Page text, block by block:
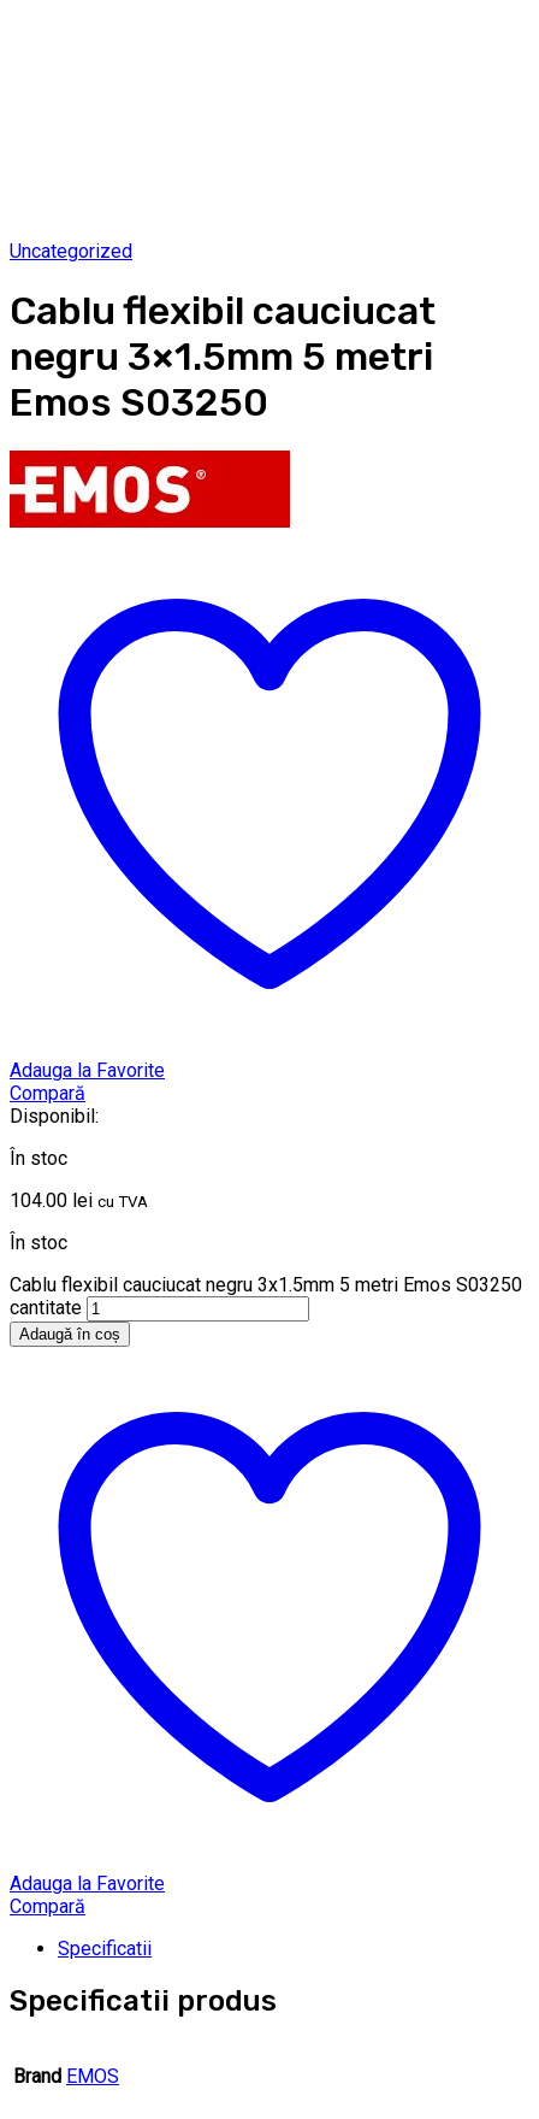
Uncategorized
Cablu flexibil cauciucat
negru 3×1.5mm 5 metri
Emos S03250
Adauga la Favorite
Compară
Disponibil:
În stoc
104.00 lei cu TVA
În stoc
Cablu flexibil cauciucat negru 3x1.5mm 5 metri Emos S03250
cantitate
Adaugă în coș
Adauga la Favorite
Compară
Specificatii
Specificatii produs
Brand EMOS